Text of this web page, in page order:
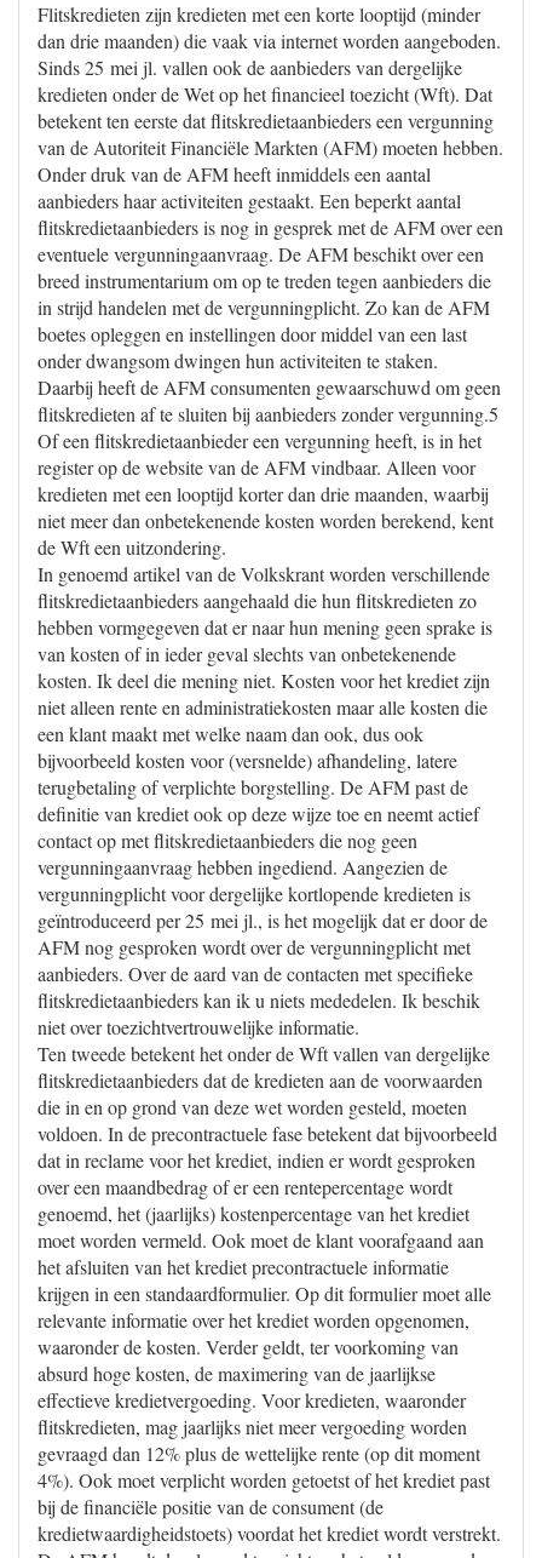
Flitskredieten zijn kredieten met een korte looptijd (minder
dan drie maanden) die vaak via internet worden aangeboden.
Sinds 25 mei jl. vallen ook de aanbieders van dergelijke
kredieten onder de Wet op het financieel toezicht (Wft). Dat
betekent ten eerste dat flitskredietaanbieders een vergunning
van de Autoriteit Financiële Markten (AFM) moeten hebben.
Onder druk van de AFM heeft inmiddels een aantal
aanbieders haar activiteiten gestaakt. Een beperkt aantal
flitskredietaanbieders is nog in gesprek met de AFM over een
eventuele vergunningaanvraag. De AFM beschikt over een
breed instrumentarium om op te treden tegen aanbieders die
in strijd handelen met de vergunningplicht. Zo kan de AFM
boetes opleggen en instellingen door middel van een last
onder dwangsom dwingen hun activiteiten te staken.
Daarbij heeft de AFM consumenten gewaarschuwd om geen
flitskredieten af te sluiten bij aanbieders zonder vergunning.5
Of een flitskredietaanbieder een vergunning heeft, is in het
register op de website van de AFM vindbaar. Alleen voor
kredieten met een looptijd korter dan drie maanden, waarbij
niet meer dan onbetekenende kosten worden berekend, kent
de Wft een uitzondering.
In genoemd artikel van de Volkskrant worden verschillende
flitskredietaanbieders aangehaald die hun flitskredieten zo
hebben vormgegeven dat er naar hun mening geen sprake is
van kosten of in ieder geval slechts van onbetekenende
kosten. Ik deel die mening niet. Kosten voor het krediet zijn
niet alleen rente en administratiekosten maar alle kosten die
een klant maakt met welke naam dan ook, dus ook
bijvoorbeeld kosten voor (versnelde) afhandeling, latere
terugbetaling of verplichte borgstelling. De AFM past de
definitie van krediet ook op deze wijze toe en neemt actief
contact op met flitskredietaanbieders die nog geen
vergunningaanvraag hebben ingediend. Aangezien de
vergunningplicht voor dergelijke kortlopende kredieten is
geïntroduceerd per 25 mei jl., is het mogelijk dat er door de
AFM nog gesproken wordt over de vergunningplicht met
aanbieders. Over de aard van de contacten met specifieke
flitskredietaanbieders kan ik u niets mededelen. Ik beschik
niet over toezichtvertrouwelijke informatie.
Ten tweede betekent het onder de Wft vallen van dergelijke
flitskredietaanbieders dat de kredieten aan de voorwaarden
die in en op grond van deze wet worden gesteld, moeten
voldoen. In de precontractuele fase betekent dat bijvoorbeeld
dat in reclame voor het krediet, indien er wordt gesproken
over een maandbedrag of er een rentepercentage wordt
genoemd, het (jaarlijks) kostenpercentage van het krediet
moet worden vermeld. Ook moet de klant voorafgaand aan
het afsluiten van het krediet precontractuele informatie
krijgen in een standaardformulier. Op dit formulier moet alle
relevante informatie over het krediet worden opgenomen,
waaronder de kosten. Verder geldt, ter voorkoming van
absurd hoge kosten, de maximering van de jaarlijkse
effectieve kredietvergoeding. Voor kredieten, waaronder
flitskredieten, mag jaarlijks niet meer vergoeding worden
gevraagd dan 12% plus de wettelijke rente (op dit moment
4%). Ook moet verplicht worden getoetst of het krediet past
bij de financiële positie van de consument (de
kredietwaardigheidstoets) voordat het krediet wordt verstrekt.